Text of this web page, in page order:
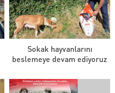
Sokak hayvanlarını
beslemeye devam ediyoruz